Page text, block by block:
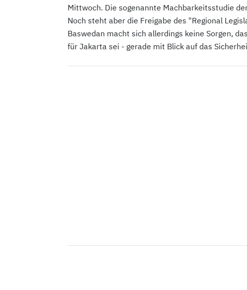
Mittwoch. Die sogenannte Machbarkeitsstudie
Noch steht aber die Freigabe des "Regional
Baswedan macht sich allerdings keine Sorgen,
für Jakarta sei - gerade mit Blick auf das